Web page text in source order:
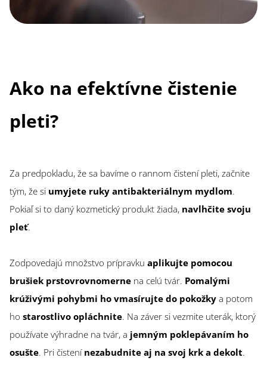
Ako na efektívne čistenie
pleti?
Za predpokladu, že sa bavíme o rannom čistení pleti, začnite
tým, že si umyjete ruky antibakteriálnym mydlom.
Pokiaľ si to daný kozmetický produkt žiada, navlhčite svoju
pleť.
Zodpovedajú množstvo prípravku aplikujte pomocou
brušiek prstovrovnomerne na celú tvár. Pomalými
krúživými pohybmi ho vmasírujte do pokožky a potom
ho starostlivo opláchnite. Na záver si vezmite uterák, ktorý
používate výhradne na tvár, a jemným poklepávaním ho
osušte. Pri čistení nezabudnite aj na svoj krk a dekolt.